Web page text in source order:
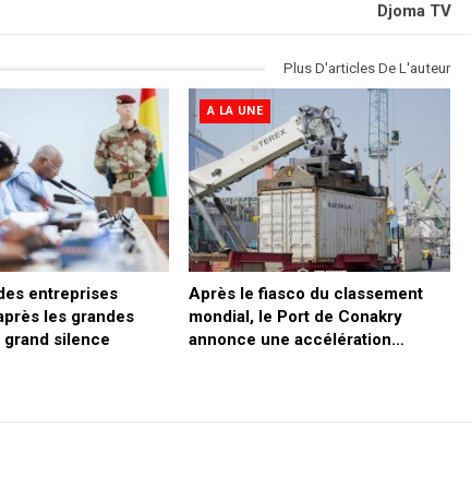
Djoma TV
Plus D'articles De L'auteur
entreprises
les grandes
grand silence
A LA UNE
Après le fiasco du classement
mondial, le Port de Conakry
annonce une accélération…